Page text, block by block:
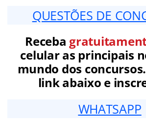
QUESTÕES DE
Receba
celular as principais
mundo dos
link abaixo e
WHATSAPP